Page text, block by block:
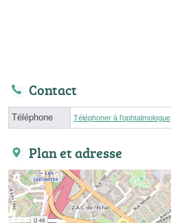
Contact
Téléphone Téléphoner à l'ophtalmologue
Plan et adresse